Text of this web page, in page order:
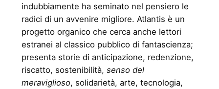
indubbiamente ha seminato nel pensiero le
radici di un avvenire migliore. Atlantis è un
progetto organico che cerca anche lettori
estranei al classico pubblico di fantascienza;
presenta storie di anticipazione, redenzione,
riscatto, sostenibilità, senso del
meraviglioso, solidarietà, arte, tecnologia,